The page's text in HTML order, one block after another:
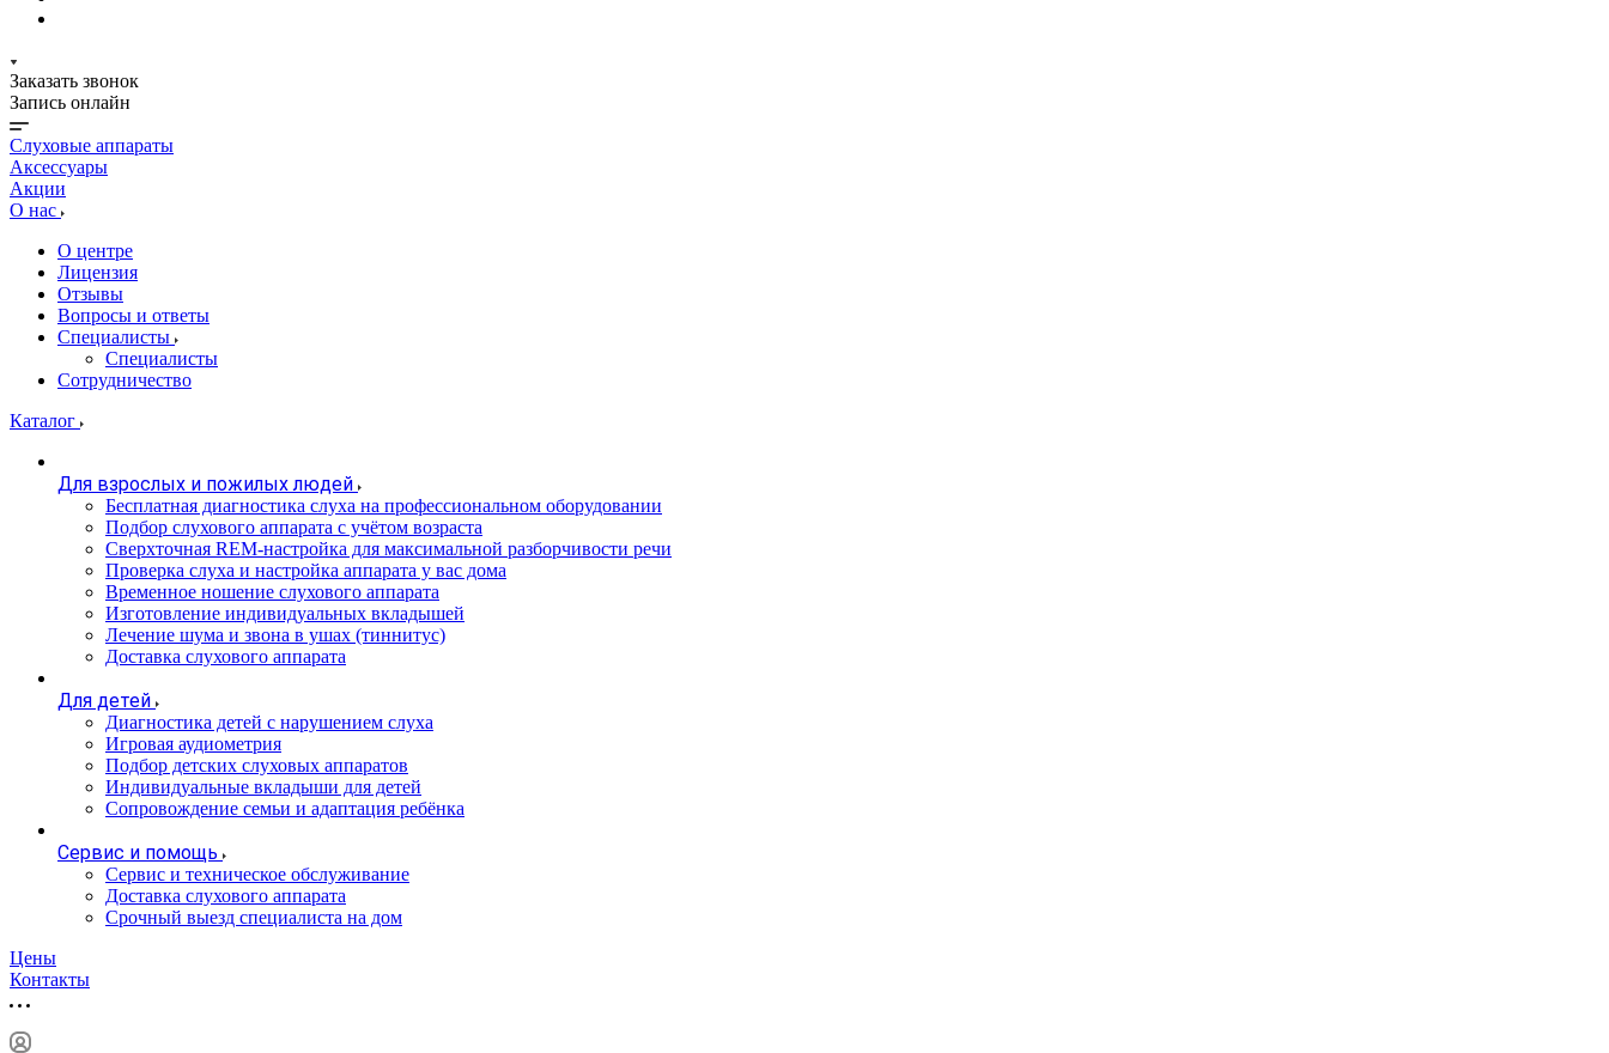
Заказать звонок
Запись онлайн
Слуховые аппараты
Аксессуары
Акции
О нас
О центре
Лицензия
Отзывы
Вопросы и ответы
Специалисты
Специалисты
Сотрудничество
Каталог
Для взрослых и пожилых людей
Бесплатная диагностика слуха на профессиональном оборудовании
Подбор слухового аппарата с учётом возраста
Сверхточная REM-настройка для максимальной разборчивости речи
Проверка слуха и настройка аппарата у вас дома
Временное ношение слухового аппарата
Изготовление индивидуальных вкладышей
Лечение шума и звона в ушах (тиннитус)
Доставка слухового аппарата
Для детей
Диагностика детей с нарушением слуха
Игровая аудиометрия
Подбор детских слуховых аппаратов
Индивидуальные вкладыши для детей
Сопровождение семьи и адаптация ребёнка
Сервис и помощь
Сервис и техническое обслуживание
Доставка слухового аппарата
Срочный выезд специалиста на дом
Цены
Контакты